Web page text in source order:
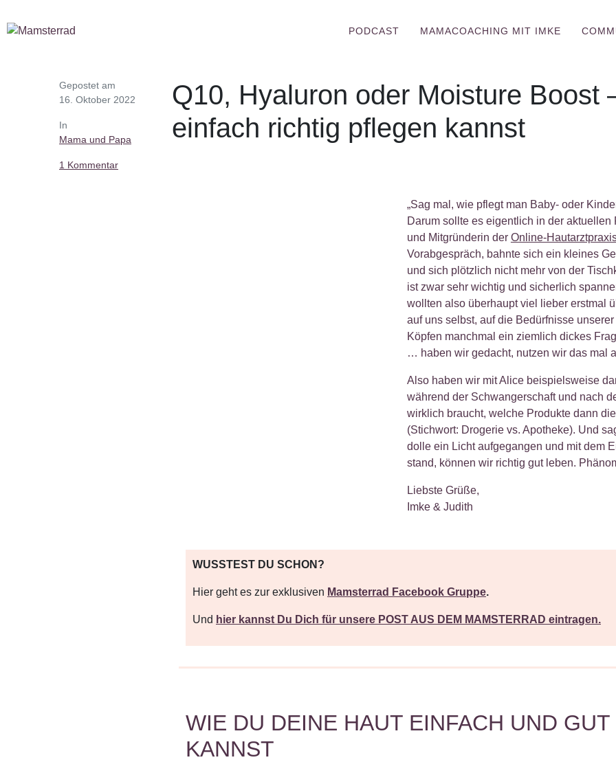
PODCAST MAMACOACHING MIT IMKE
Gepostet am
16. Oktober 2022
In
Mama und Papa
1 Kommentar
Q10, Hyaluron oder Moisture Boost
einfach richtig pflegen kannst
„Sag mal, wie pflegt man Baby- oder
Darum sollte es eigentlich in der
und Mitgründerin der Online-
Vorabgespräch, bahnte sich ein kleines
und sich plötzlich nicht mehr von der
ist zwar sehr wichtig und sicherlich
wollten also überhaupt viel lieber erstmal
auf uns selbst, auf die Bedürfnisse
Köpfen manchmal ein ziemlich dickes
… haben wir gedacht, nutzen wir das mal
Also haben wir mit Alice beispielsweise
während der Schwangerschaft und nach
wirklich braucht, welche Produkte dann
(Stichwort: Drogerie vs. Apotheke). Und
dolle ein Licht aufgegangen und mit dem
stand, können wir richtig gut leben.
Liebste Grüße,
Imke & Judith
WUSSTEST DU SCHON?
Hier geht es zur exklusiven Mamsterrad Facebook Gruppe.
Und hier kannst Du Dich für unsere POST AUS DEM MAMSTERRAD eintragen.
WIE DU DEINE HAUT EINFACH UND GUT
KANNST